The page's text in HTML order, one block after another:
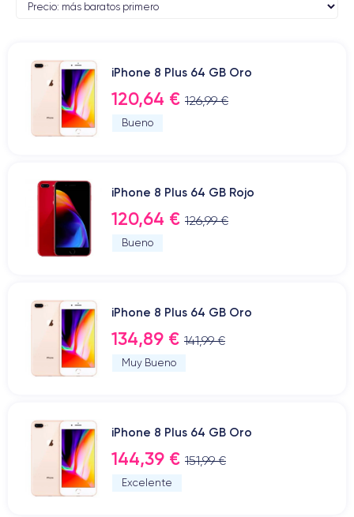
iPhone 8 Plus 64 GB Oro
120,64 € 126,99 €
Bueno
iPhone 8 Plus 64 GB Rojo
120,64 € 126,99 €
Bueno
iPhone 8 Plus 64 GB Oro
134,89 € 141,99 €
Muy Bueno
iPhone 8 Plus 64 GB Oro
144,39 € 151,99 €
Excelente